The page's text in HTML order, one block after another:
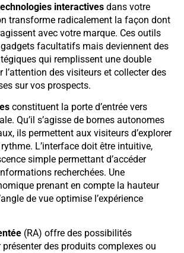
interactives dans votre
transforme radicalement la façon dont
avec votre marque. Ces outils
facultatifs mais deviennent des
qui remplissent une double
des visiteurs et collecter des
sur vos prospects.
constituent la porte d’entrée vers
Qu’il s’agisse de bornes autonomes
ils permettent aux visiteurs d’explorer
L’interface doit être intuitive,
simple permettant d’accéder
recherchées. Une
prenant en compte la hauteur
de vue optimise l’expérience
(RA) offre des possibilités
des produits complexes ou